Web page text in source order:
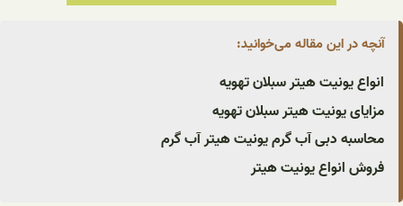
آنچه در این مقاله می‌خوانید:
انواع یونیت هیتر سبلان تهویه
مزایای یونیت هیتر سبلان تهویه
محاسبه دبی آب گرم یونیت هیتر آب گرم
فروش انواع یونیت هیتر